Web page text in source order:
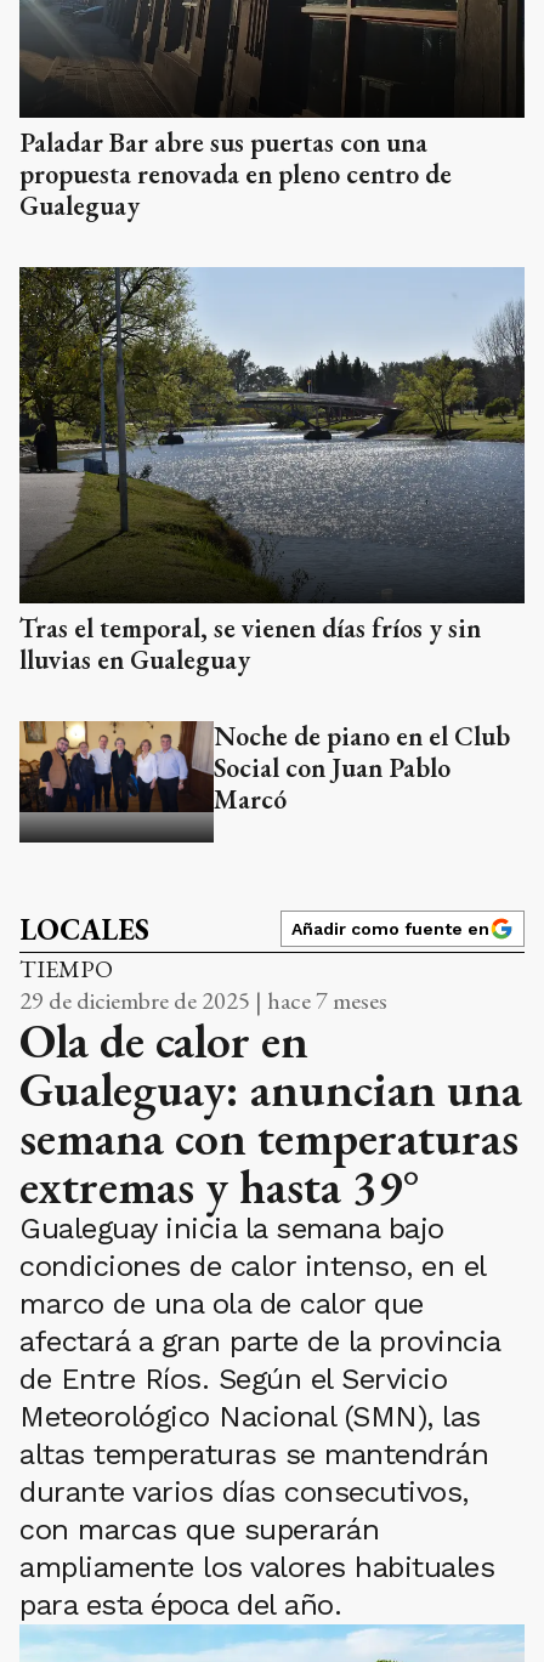
Paladar Bar abre sus puertas con una
propuesta renovada en pleno centro de
Gualeguay
Tras el temporal, se vienen días fríos y sin
lluvias en Gualeguay
Noche de piano en el Club
Social con Juan Pablo
Marcó
LOCALES Añadir como fuente en
TIEMPO
29 de diciembre de 2025 | hace 7 meses
Ola de calor en
Gualeguay: anuncian una
semana con temperaturas
extremas y hasta 39°
Gualeguay inicia la semana bajo
condiciones de calor intenso, en el
marco de una ola de calor que
afectará a gran parte de la provincia
de Entre Ríos. Según el Servicio
Meteorológico Nacional (SMN), las
altas temperaturas se mantendrán
durante varios días consecutivos,
con marcas que superarán
ampliamente los valores habituales
para esta época del año.